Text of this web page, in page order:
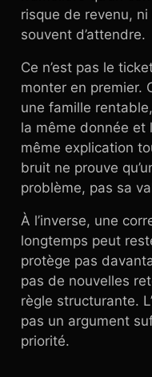
risque de revenu,
souvent d’attendre.
Ce n’est pas le
monter en premier.
une famille
la même donnée et
même explication
bruit ne prouve
problème, pas sa
À l’inverse, une
longtemps peut
protège pas
pas de nouvelles
règle structurante.
pas un argument
priorité.